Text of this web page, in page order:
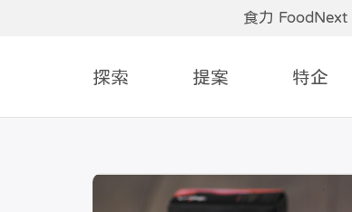
食力 FoodNext
探索 提案 特企